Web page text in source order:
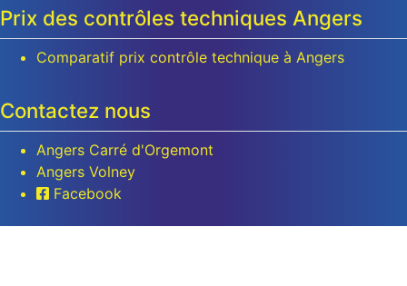
Prix des contrôles techniques Angers
Comparatif prix contrôle technique à Angers
Contactez nous
Angers Carré d'Orgemont
Angers Volney
Facebook